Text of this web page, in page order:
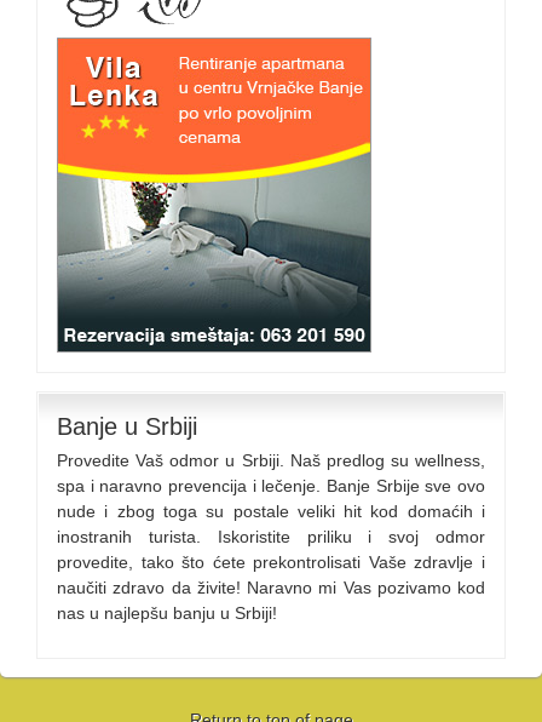
Banje u Srbiji
Provedite Vaš odmor u Srbiji. Naš predlog su wellness,
spa i naravno prevencija i lečenje. Banje Srbije sve ovo
nude i zbog toga su postale veliki hit kod domaćih i
inostranih turista. Iskoristite priliku i svoj odmor
provedite, tako što ćete prekontrolisati Vaše zdravlje i
naučiti zdravo da živite! Naravno mi Vas pozivamo kod
nas u najlepšu banju u Srbiji!